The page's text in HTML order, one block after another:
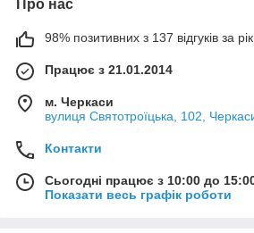
Про нас
98% позитивних з 137 відгуків за рік
Працює з 21.01.2014
м. Черкаси
вулиця Святотроїцька, 102,
Контакти
Сьогодні працює з 10:00 до
Показати весь графік роботи